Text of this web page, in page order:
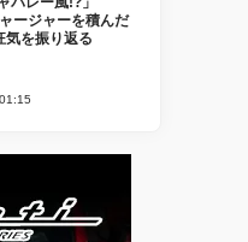
ージャーを積んだ
気を振り返る